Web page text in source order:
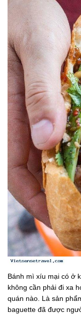
Bánh mì xíu mại có ở
không cần phải đi xa
quán nào. Là sản
baguette đã được